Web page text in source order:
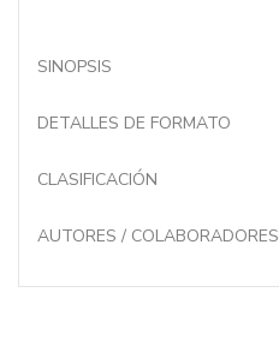
SINOPSIS
DETALLES DE FORMATO
CLASIFICACIÓN
AUTORES / COLABORADORES